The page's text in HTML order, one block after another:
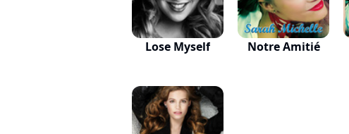
Lose Myself Notre Amitié